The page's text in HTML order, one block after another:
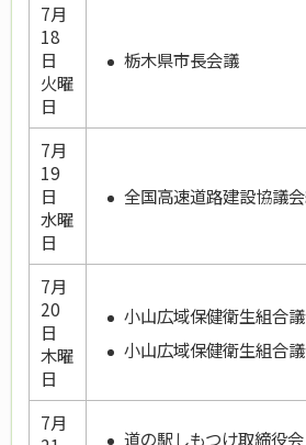
7月
18
日
火曜
日
栃木県市長会議
7月
19
日
水曜
日
全国高速道路建設協議
7月
20
日
木曜
日
小山広域保健衛生組合
小山広域保健衛生組合
7月
道の駅しもつけ取締役会